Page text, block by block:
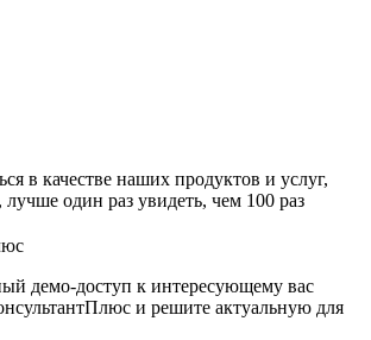
в качестве наших продуктов и услуг,
лучше один раз увидеть, чем 100 раз
демо-доступ к интересующему вас
и решите актуальную для